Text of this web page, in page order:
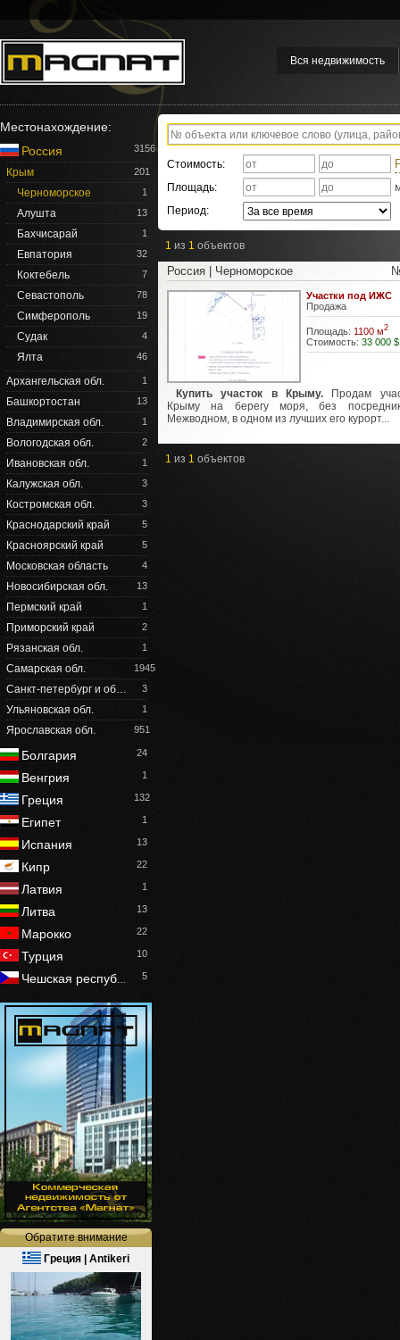
Вся недвижимость
Местонахождение:
Россия
3156
Крым 201
Черноморское 1
Алушта 13
Бахчисарай 1
Евпатория 32
Коктебель 7
Севастополь 78
Симферополь 19
Судак 4
Ялта 46
Архангельская обл. 1
Башкортостан 13
Владимирская обл. 1
Вологодская обл. 2
Ивановская обл. 1
Калужская обл. 3
Костромская обл. 3
Краснодарский край 5
Красноярский край 5
Московская область 4
Новосибирская обл. 13
Пермский край 1
Приморский край 2
Рязанская обл. 1
Самарская обл. 1945
Санкт-петербург и об… 3
Ульяновская обл. 1
Ярославская обл. 951
Болгария 24
Венгрия 1
Греция 132
Египет 1
Испания 13
Кипр 22
Латвия 1
Литва 13
Марокко 22
Турция 10
Чешская респуб 5
Обратите внимание
Греция | Antikeri
Стоимость:
Площадь:
Период:
1 из 1 объектов
Россия | Черноморское
Участки под ИЖС
Продажа
Площадь: 1100 м2
Стоимость: 33 000 $
Купить участок в Крыму. Продам
Крыму на берегу моря, без
Межводном, в одном из лучших его курорт...
1 из 1 объектов